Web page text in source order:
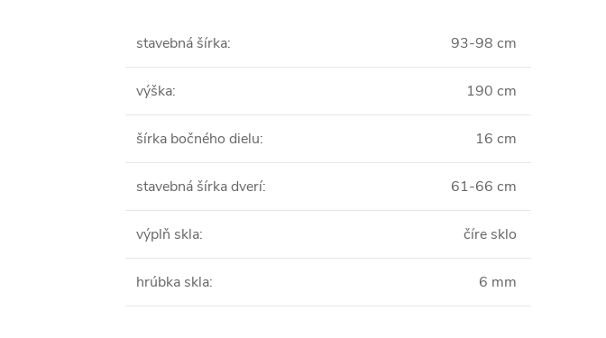
stavebná šírka: 93-98 cm
výška: 190 cm
šírka bočného dielu: 16 cm
stavebná šírka dverí: 61-66 cm
výplň skla: číre sklo
hrúbka skla: 6 mm